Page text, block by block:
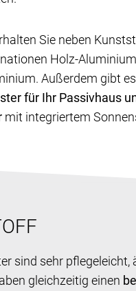
Sie neben
Holz-
Außerdem gibt
für Ihr Passivhaus
mit integriertem
sind sehr pflegeleicht,
gleichzeitig einen